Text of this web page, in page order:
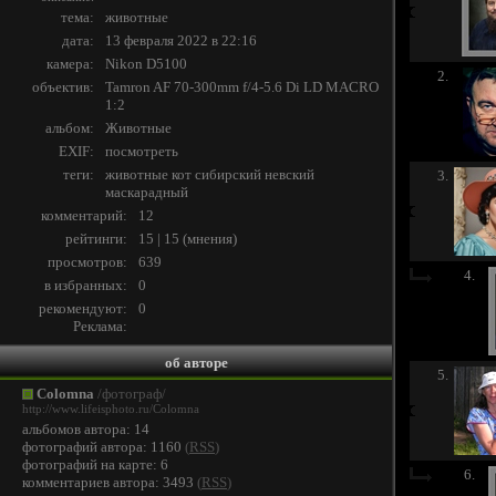
тема:
животные
дата:
13 февраля 2022 в 22:16
камера:
Nikon D5100
объектив:
Tamron AF 70-300mm f/4-5.6 Di LD MACRO
1:2
альбом:
Животные
EXIF:
посмотреть
теги:
животные кот сибирский невский
маскарадный
комментарий:
12
рейтинги:
15 | 15 (мнения)
просмотров:
639
в избранных:
0
рекомендуют:
0
Реклама:
об авторе
Colomna /фотограф/
http://www.lifeisphoto.ru/Colomna
альбомов автора: 14
фотографий автора: 1160 (RSS)
фотографий на карте: 6
комментариев автора: 3493 (RSS)
2.
3.
4.
5.
6.